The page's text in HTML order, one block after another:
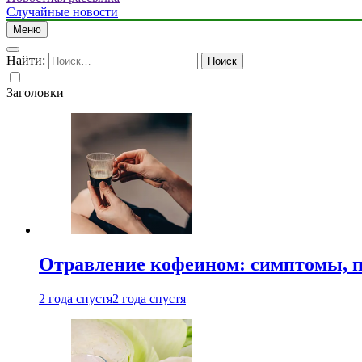
Случайные новости
Меню
Найти:
Заголовки
Отравление кофеином: симптомы,
2 года спустя2 года спустя